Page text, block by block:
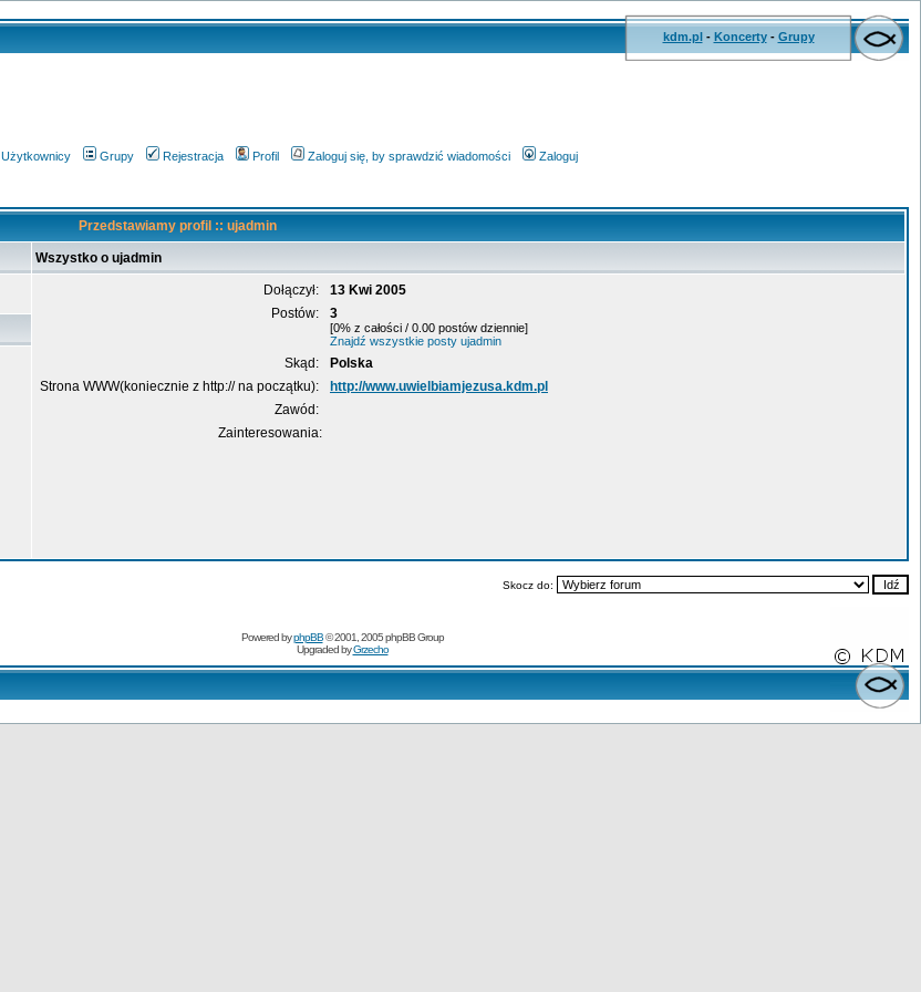
kdm.pl- Koncerty- Grupy
Użytkownicy Grupy Rejestracja Profil Zaloguj się, by sprawdzić wiadomości Zaloguj
Przedstawiamy profil :: ujadmin
Wszystko o ujadmin
Dołączył:
13 Kwi 2005
Postów:
3
[0% z całości / 0.00 postów dziennie]
Znajdź wszystkie posty ujadmin
Skąd:
Polska
Strona WWW(koniecznie z http:// na początku):
http://www.uwielbiamjezusa.kdm.pl
Zawód:
Zainteresowania:
Skocz do:
Powered byphpBB© 2001, 2005 phpBB Group
Upgraded byGrzecho